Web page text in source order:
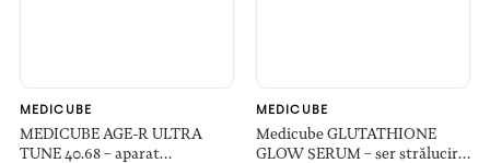
MEDICUBE
MEDICUBE AGE-R ULTRA
TUNE 40.68 – aparat
MEDICUBE
Medicube GLUTATHIONE
GLOW SERUM – ser strălucire